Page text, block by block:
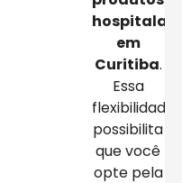
hospitalares
em
Curitiba.
Essa
flexibilidade
possibilita
que você
opte pela